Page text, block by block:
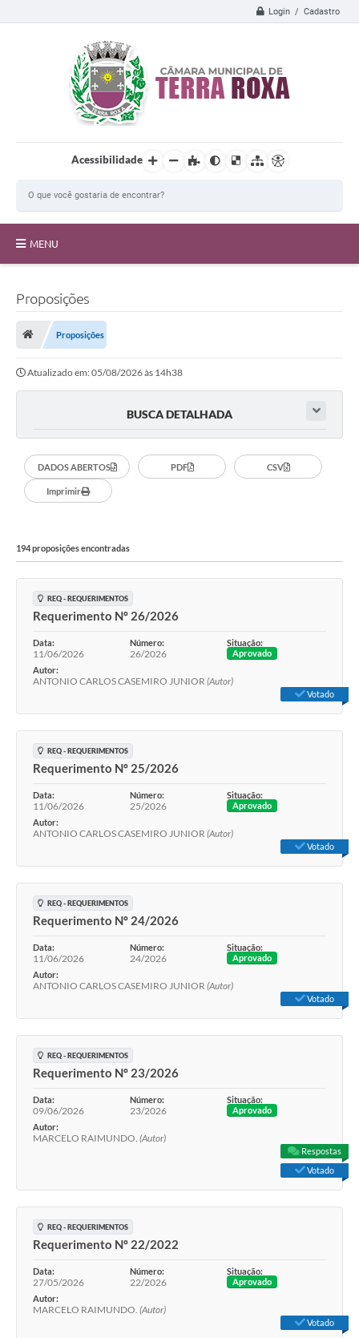
Login / Cadastro
Acessibilidade
MENU
Proposições
Legislação
Editais
SIC
Proposições
Proposições
Atualizado em: 05/08/2026 às 14h38
BUSCA DETALHADA
DADOS ABERTOS PDF CSV
Imprimir
194 proposições encontradas
REQ - REQUERIMENTOS
Requerimento Nº 26/2026
Data:
11/06/2026
Número:
26/2026
Situação:
Aprovado
Autor:
ANTONIO CARLOS CASEMIRO JUNIOR (Autor)
Votado
REQ - REQUERIMENTOS
Requerimento Nº 25/2026
Data:
11/06/2026
Número:
25/2026
Situação:
Aprovado
Autor:
ANTONIO CARLOS CASEMIRO JUNIOR (Autor)
Votado
REQ - REQUERIMENTOS
Requerimento Nº 24/2026
Data:
11/06/2026
Número:
24/2026
Situação:
Aprovado
Autor:
ANTONIO CARLOS CASEMIRO JUNIOR (Autor)
Votado
REQ - REQUERIMENTOS
Requerimento Nº 23/2026
Data:
09/06/2026
Número:
23/2026
Situação:
Aprovado
Autor:
MARCELO RAIMUNDO. (Autor)
Respostas
Votado
REQ - REQUERIMENTOS
Requerimento Nº 22/2022
Data:
27/05/2026
Número:
22/2026
Situação:
Aprovado
Autor:
MARCELO RAIMUNDO. (Autor)
Votado